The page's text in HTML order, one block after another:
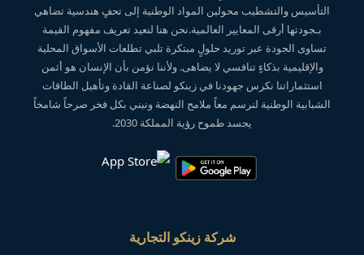
التأسيس والتشطيب محولين المواد الوطنية إلى تحفٍ هندسية تضاهي
بـجودتها أرقى المعايير العالمية.نحن هنا لنعيد تعريف مفهوم القيمة
تساوى الجودة عبر توريد حلولٍ مبتكرة تلبي تطلعات الأسواق المحلية
والإقليمية بذكاءٍ تنافسي لا يضاهى. ولأننا نؤمن بأن الإنسان هو أثمن
استثماراتنا نكرس جهودنا في زينكو لصناعة القادة وتأهيل الطاقات
الشبابية الوطنية لنرسم معاً ملامح النهضة ونبني بكل فخر صرحاً شامخاً
يجسد طموح رؤية المملكة 2030.
شركة زينكو التجارية